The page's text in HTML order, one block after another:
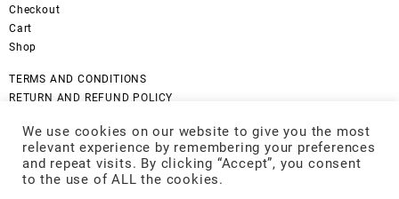
Checkout
Cart
Shop
TERMS AND CONDITIONS
RETURN AND REFUND POLICY
DISCLAIMER
COOKIES POLICY
GDPR Privacy Policy
We use cookies on our website to give you the most
relevant experience by remembering your preferences
and repeat visits. By clicking “Accept”, you consent
to the use of ALL the cookies.